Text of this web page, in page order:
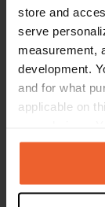
store and
serve
measurement,
development.
and for what
applicable on
any time from
the Privacy
Contact
630 72,